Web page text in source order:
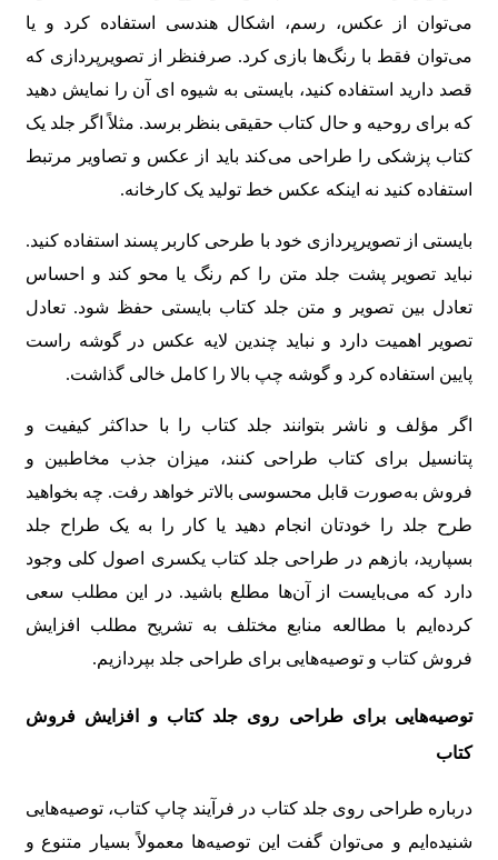
می‌توان از عکس، رسم، اشکال هندسی استفاده کرد و یا
می‌توان فقط با رنگ‌ها بازی کرد. صرفنظر از تصویرپردازی که
قصد دارید استفاده کنید، بایستی به شیوه ای آن را نمایش دهید
که برای روحیه و حال کتاب حقیقی بنظر برسد. مثلاً اگر جلد یک
کتاب پزشکی را طراحی می‌کند باید از عکس و تصاویر مرتبط
استفاده کنید نه اینکه عکس خط تولید یک کارخانه.
بایستی از تصویرپردازی خود با طرحی کاربر پسند استفاده کنید.
نباید تصویر پشت جلد متن را کم رنگ یا محو کند و احساس
تعادل بین تصویر و متن جلد کتاب بایستی حفظ شود. تعادل
تصویر اهمیت دارد و نباید چندین لایه عکس در گوشه راست
پایین استفاده کرد و گوشه چپ بالا را کامل خالی گذاشت.
اگر مؤلف و ناشر بتوانند جلد کتاب را با حداکثر کیفیت و
پتانسیل برای کتاب طراحی کنند، میزان جذب مخاطبین و
فروش به‌صورت قابل محسوسی بالاتر خواهد رفت. چه بخواهید
طرح جلد را خودتان انجام دهید یا کار را به یک طراح جلد
بسپارید، بازهم در طراحی جلد کتاب یکسری اصول کلی وجود
دارد که می‌بایست از آن‌ها مطلع باشید. در این مطلب سعی
کرده‌ایم با مطالعه منابع مختلف به تشریح مطلب افزایش
فروش کتاب و توصیه‌هایی برای طراحی جلد بپردازیم.
توصیه‌هایی برای طراحی روی جلد کتاب و افزایش فروش
کتاب
درباره طراحی روی جلد کتاب در فرآیند چاپ کتاب، توصیه‌هایی
شنیده‌ایم و می‌توان گفت این توصیه‌ها معمولاً بسیار متنوع و